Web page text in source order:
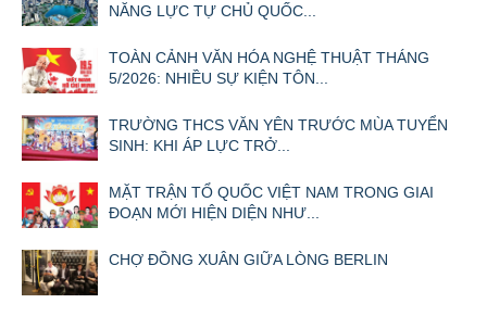
NĂNG LỰC TỰ CHỦ QUỐC...
TOÀN CẢNH VĂN HÓA NGHỆ THUẬT THÁNG
5/2026: NHIỀU SỰ KIỆN TÔN...
TRƯỜNG THCS VĂN YÊN TRƯỚC MÙA TUYỂN
SINH: KHI ÁP LỰC TRỞ...
MẶT TRẬN TỔ QUỐC VIỆT NAM TRONG GIAI
ĐOẠN MỚI HIỆN DIỆN NHƯ...
CHỢ ĐỒNG XUÂN GIỮA LÒNG BERLIN